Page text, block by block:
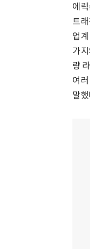
에
트
업
가
량
여
말